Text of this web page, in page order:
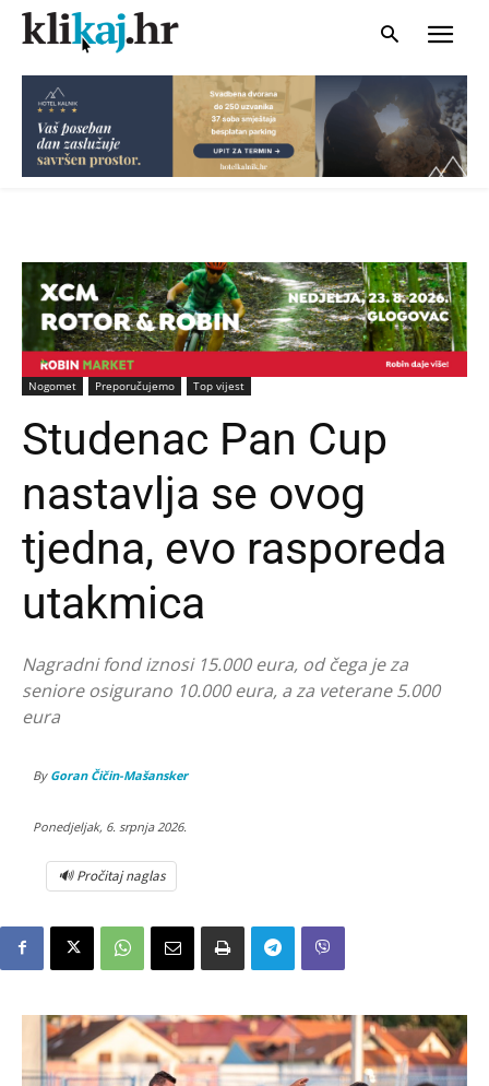
Nogomet Preporučujemo Top vijest
Studenac Pan Cup
nastavlja se ovog
tjedna, evo rasporeda
utakmica
Nagradni fond iznosi 15.000 eura, od čega je za
seniore osigurano 10.000 eura, a za veterane 5.000
eura
By Goran Čičin-Mašansker
Ponedjeljak, 6. srpnja 2026.
🔊 Pročitaj naglas